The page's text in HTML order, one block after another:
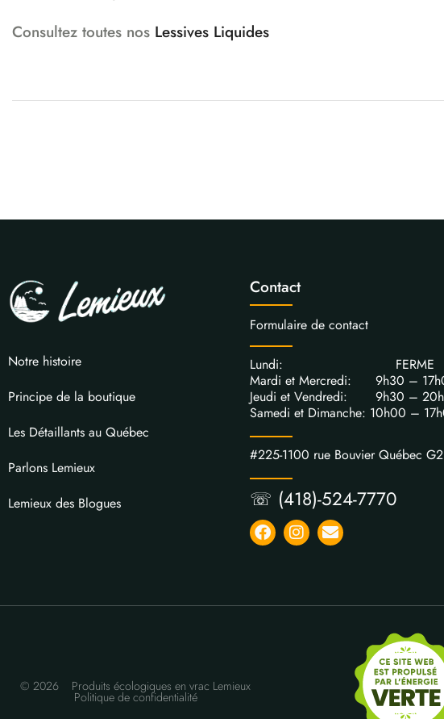
Consultez toutes nos Lessives Liquides
Notre histoire
Principe de la boutique
Les Détaillants au Québec
Parlons Lemieux
Lemieux des Blogues
Contact
Formulaire de contact
Lundi: FERME
Mardi et Mercredi: 9h30 –
Jeudi et Vendredi: 9h30 –
Samedi et Dimanche: 10h00 –
#225-1100 rue Bouvier Québec
☏ (418)-524-7770
© 2026 Produits écologiques en vrac Lemieux
Politique de confidentialité